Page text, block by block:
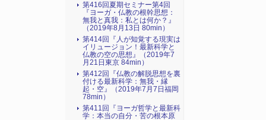
第416回夏期セミナー第4回
『ヨーガ・仏教の根幹思想：
無我と真我：私とは何か？』
（2019年8月13日 80min）
第414回『人が知覚する現実は
イリュージョン！最新科学と
仏教の空の思想』（2019年7
月21日東京 84min）
第412回『仏教の解脱思想を裏
付ける最新科学：無我・縁
起・空』（2019年7月7日福岡
78min）
第411回『ヨーガ哲学と最新科
学：本当の自分・苦の根本原